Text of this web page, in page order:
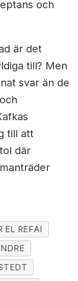
och
är det
till? Men
svar än de
till att
där
EL REFAI